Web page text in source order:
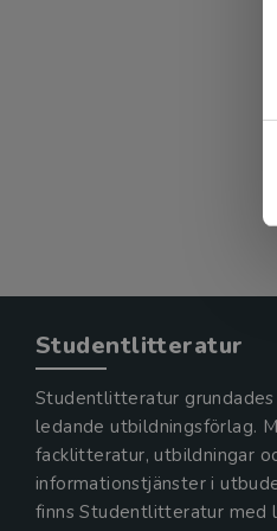
Studentlitteratur
Studentlitteratur
ledande utbildningsförlag.
facklitteratur, utbildningar
informationstjänster i
finns Studentlitteratur med